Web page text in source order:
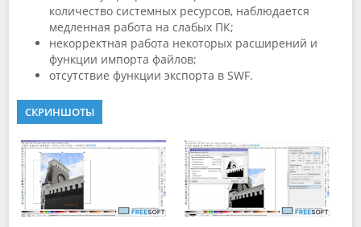
количество системных ресурсов, наблюдается
медленная работа на слабых ПК;
некорректная работа некоторых расширений и
функции импорта файлов;
отсутствие функции экспорта в SWF.
СКРИНШОТЫ